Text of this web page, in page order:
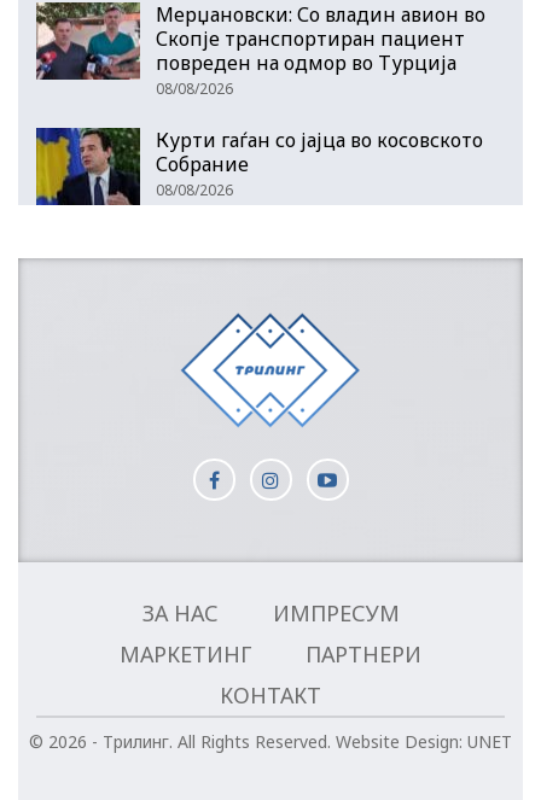
Мерџановски: Со владин авион во
Скопје транспортиран пациент
повреден на одмор во Турција
08/08/2026
Курти гаѓан со јајца во косовското
Собрание
08/08/2026
ЗА НАС
ИМПРЕСУМ
МАРКЕТИНГ
ПАРТНЕРИ
КОНТАКТ
© 2026 - Трилинг. All Rights Reserved. Website Design: UNET